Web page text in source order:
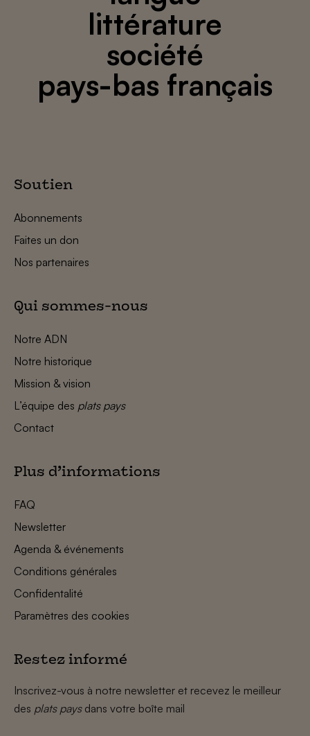
littérature
société
pays-bas français
Soutien
Abonnements
Faites un don
Nos partenaires
Qui sommes-nous
Notre ADN
Notre historique
Mission & vision
L’équipe des plats pays
Contact
Plus d’informations
FAQ
Newsletter
Agenda & événements
Conditions générales
Confidentalité
Paramètres des cookies
Restez informé
Inscrivez-vous à notre newsletter et recevez le meilleur
des plats paysdans votre boîte mail